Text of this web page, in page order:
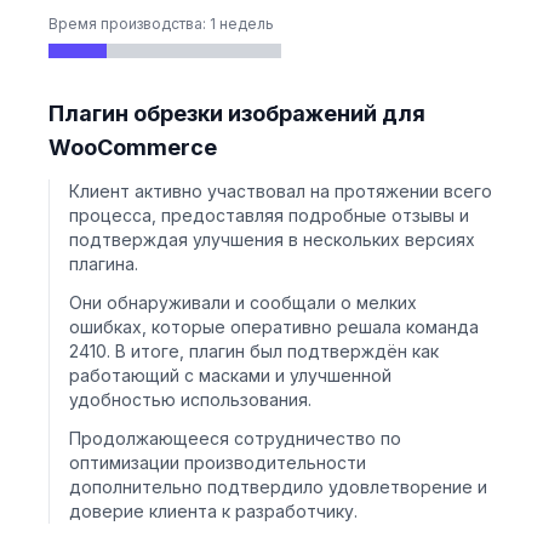
Время производства: 1 недель
Плагин обрезки изображений для
WooCommerce
Клиент активно участвовал на протяжении всего
процесса, предоставляя подробные отзывы и
подтверждая улучшения в нескольких версиях
плагина.
Они обнаруживали и сообщали о мелких
ошибках, которые оперативно решала команда
2410. В итоге, плагин был подтверждён как
работающий с масками и улучшенной
удобностью использования.
Продолжающееся сотрудничество по
оптимизации производительности
дополнительно подтвердило удовлетворение и
доверие клиента к разработчику.